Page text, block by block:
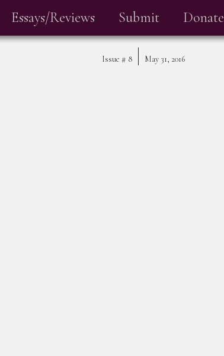
Essays/Reviews Submit Donate
Issue # 8 May 31, 2016